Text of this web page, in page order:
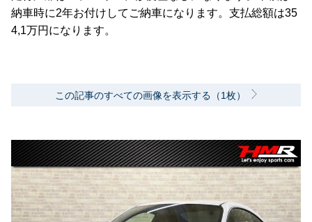
納車時に2年お付けしてご納車になります。支払総額は35
4,1万円になります。
この記事のすべての画像を表示する（1枚）